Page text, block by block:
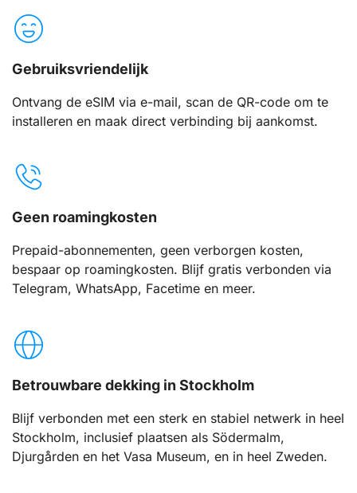
Gebruiksvriendelijk
Ontvang de eSIM via e-mail, scan de QR-code om te
installeren en maak direct verbinding bij aankomst.
Geen roamingkosten
Prepaid-abonnementen, geen verborgen kosten,
bespaar op roamingkosten. Blijf gratis verbonden via
Telegram, WhatsApp, Facetime en meer.
Betrouwbare dekking in Stockholm
Blijf verbonden met een sterk en stabiel netwerk in heel
Stockholm, inclusief plaatsen als Södermalm,
Djurgården en het Vasa Museum, en in heel Zweden.